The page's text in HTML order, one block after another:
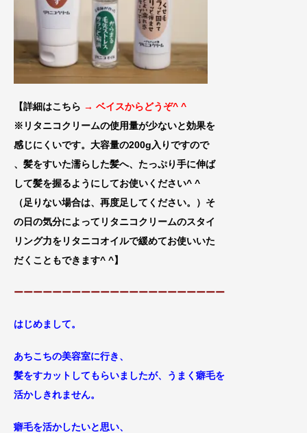
【詳細はこちら → ベイスからどうぞ^ ^
※リタニコクリームの使用量が少ないと効果を
感じにくいです。大容量の200g入りですので
、髪をすいた濡らした髪へ、たっぷり手に伸ば
して髪を握るようにしてお使いください^ ^
（足りない場合は、再度足してください。）そ
の日の気分によってリタニコクリームのスタイ
リング力をリタニコオイルで緩めてお使いいた
だくこともできます^ ^】
ーーーーーーーーーーーーーーーーーーーーーー
はじめまして。
あちこちの美容室に行き、
髪をすカットしてもらいましたが、うまく癖毛を
活かしきれません。
癖毛を活かしたいと思い、